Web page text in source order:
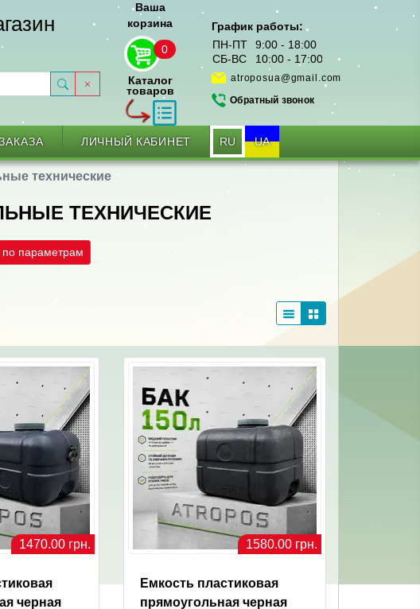
Ваша
корзина
0
Каталог
товаров
График работы:
ПН-ПТ
9:00 - 18:00
СБ-ВС
10:00 - 17:00
atroposua@gmail.com
Обратный звонок
ЛИЧНЫЙ КАБИНЕТ RU UA
технические
ТЕХНИЧЕСКИЕ
параметрам
1470.00 грн.
черная
1580.00 грн.
Емкость пластиковая
прямоугольная черная